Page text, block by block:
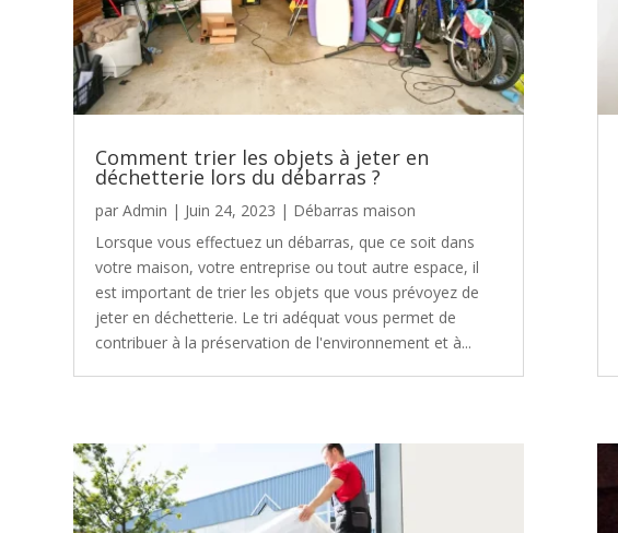
Comment trier les objets à jeter en
déchetterie lors du débarras ?
parAdmin | Juin 24, 2023 | Débarras maison
Lorsque vous effectuez un débarras, que ce soit dans
votre maison, votre entreprise ou tout autre espace, il
est important de trier les objets que vous prévoyez de
jeter en déchetterie. Le tri adéquat vous permet de
contribuer à la préservation de l'environnement et à...